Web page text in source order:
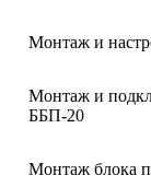
Монтаж и
Монтаж и
ББП-20
Монтаж блока